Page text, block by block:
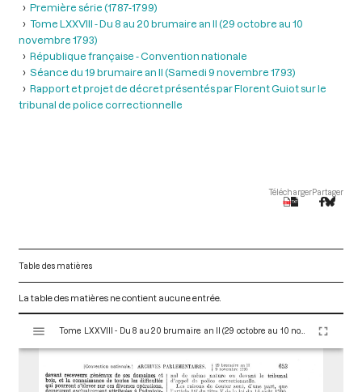
Première série (1787-1799)
Tome LXXVIII - Du 8 au 20 brumaire an II (29 octobre au 10
novembre 1793)
République française - Convention nationale
Séance du 19 brumaire an II (Samedi 9 novembre 1793)
Rapport et projet de décret présentés par Florent Guiot sur le
tribunal de police correctionnelle
TéléchargerPartager
Table des matières
La table des matières ne contient aucune entrée.
s